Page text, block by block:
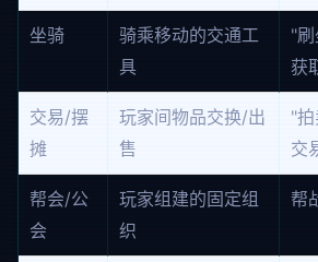
坐骑
骑乘移动的交通工
具
"
获
交易/摆
摊
玩家间物品交换/出
售
"
交
帮会/公
会
玩家组建的固定组
织
帮